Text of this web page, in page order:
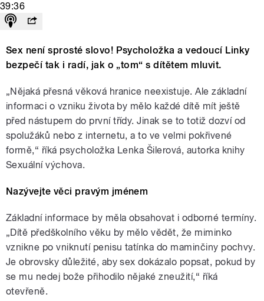
39:36
Sex není sprosté slovo! Psycholožka a vedoucí Linky
bezpečí tak i radí, jak o „tom“ s dítětem mluvit.
„Nějaká přesná věková hranice neexistuje. Ale základní
informaci o vzniku života by mělo každé dítě mít ještě
před nástupem do první třídy. Jinak se to totiž dozví od
spolužáků nebo z internetu, a to ve velmi pokřivené
formě,“ říká psycholožka Lenka Šilerová, autorka knihy
Sexuální výchova.
Nazývejte věci pravým jménem
Základní informace by měla obsahovat i odborné termíny.
„Dítě předškolního věku by mělo vědět, že miminko
vznikne po vniknutí penisu tatínka do maminčiny pochvy.
Je obrovsky důležité, aby sex dokázalo popsat, pokud by
se mu nedej bože přihodilo nějaké zneužití,“ říká
otevřeně.